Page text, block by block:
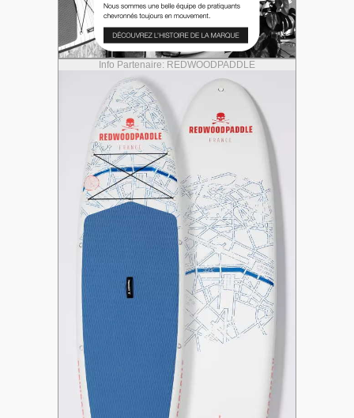
Info Partenaire: REDWOODPADDLE